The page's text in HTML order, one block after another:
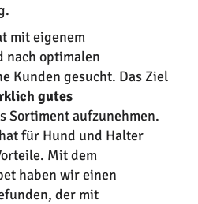
mit eigenem
optimalen
Kunden gesucht. Das Ziel
gutes
Sortiment aufzunehmen.
für Hund und Halter
Mit dem
haben wir einen
der mit